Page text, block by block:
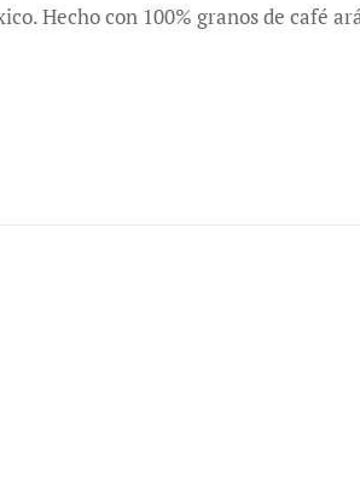
Hecho con 100% granos de café